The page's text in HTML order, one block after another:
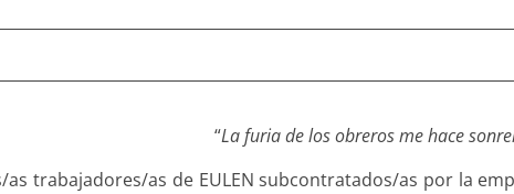
“La furia de los obreros me hace
trabajadores/as de EULEN subcontratados/as por la